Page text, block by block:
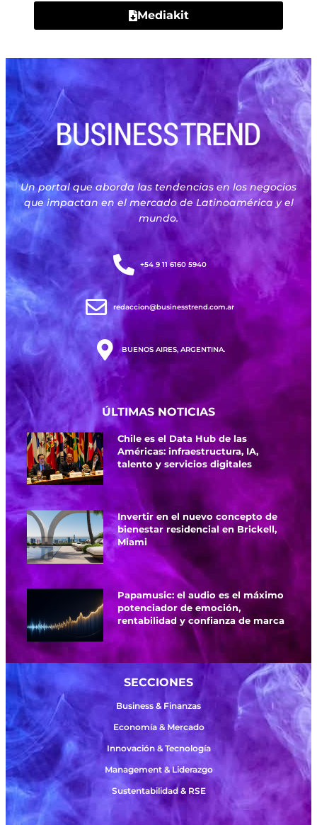
Mediakit
Un portal que aborda las tendencias en los negocios
que impactan en el mercado de Latinoamérica y el
mundo.
+54 9 11 6160 5940
redaccion@businesstrend.com.ar
BUENOS AIRES, ARGENTINA.
ÚLTIMAS NOTICIAS
Chile es el Data Hub de las
Américas: infraestructura, IA,
talento y servicios digitales
Invertir en el nuevo concepto de
bienestar residencial en Brickell,
Miami
Papamusic: el audio es el máximo
potenciador de emoción,
rentabilidad y confianza de marca
SECCIONES
Business & Finanzas
Economía & Mercado
Innovación & Tecnología
Management & Liderazgo
Sustentabilidad & RSE